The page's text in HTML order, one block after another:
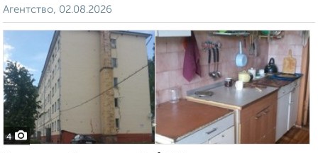
Агентство, 02.08.2026
4